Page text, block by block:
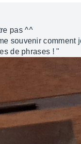
pas ^^
souvenir comment
de phrases ! "